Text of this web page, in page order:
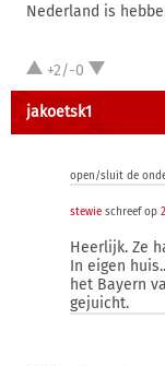
Nederland is
+2/-0
jakoetsk1
open/sluit de
stewie schreef op
Heerlijk. Ze
In eigen
het Bayern
gejuicht.